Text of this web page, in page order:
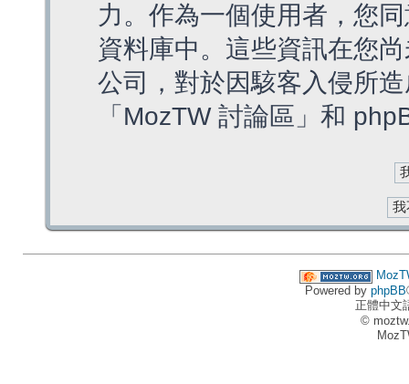
力。作為一個使用者，您
資料庫中。這些資訊在您
公司，對於因駭客入侵所
「MozTW 討論區」和
Powered by phpBB
正體中文
©